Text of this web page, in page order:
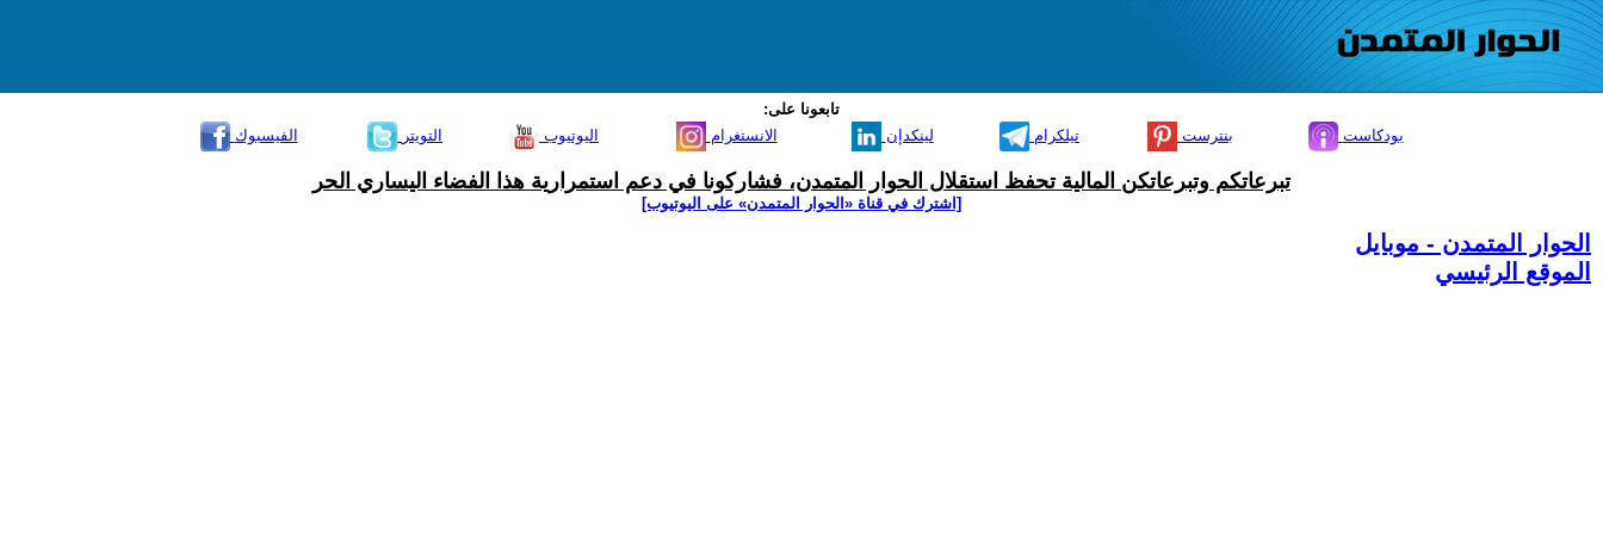
تابعونا على:
الفيسبوك
التويتر اليوتيوب الانستغرام لينكدإن تيلكرام بنترست بودكاست
تبرعاتكم وتبرعاتكن المالية تحفظ استقلال الحوار المتمدن، فشاركونا في دعم استمرارية هذا الفضاء اليساري الحر
[اشترك في قناة ‫«الحوار المتمدن» على اليوتيوب]
الحوار المتمدن - موبايل
الموقع الرئيسي